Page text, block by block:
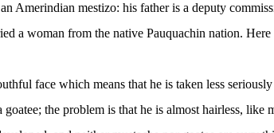
Amerindian mestizo: his father is a deputy
a woman from the native Pauquachin nation.
face which means that he is taken less
goatee; the problem is that he is almost hairless, like